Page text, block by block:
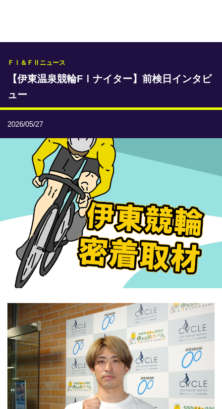
レース情報
本日のおすすめレース
トリマクリオリジナル予想
トリマクリコラム
お知らせ
番記者とくダネ！
選手ランキング
競輪場ガイド
記者紹介
運営会社概要
ご意見をお聞かせください
お問い合わせ
支払い方法、ポイント利用規約
車券は20歳になってから・のめり込む不安のある方のご相
談
ＦⅠ＆ＦⅡニュース
【伊東温泉競輪FⅠナイター】前検日インタビ
ュー
2026/05/27